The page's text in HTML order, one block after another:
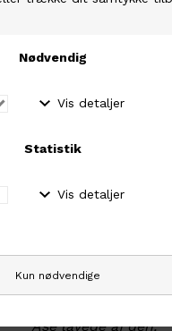
VEJLEDENDE PINDE:
strikket på pinde nr
Løkkemønster,
Helga Jóna
RITA Jacket er mit
strikkeopskrift
lavede i 1974. Jeg
Åse lavede af den.